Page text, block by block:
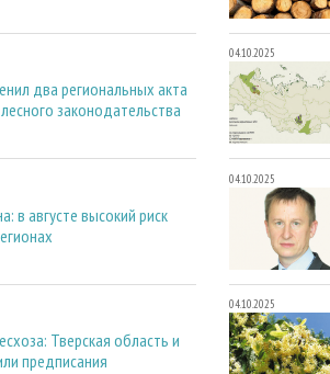
два региональных акта
законодательства
в августе высокий риск
Тверская область и
предписания
04.10.2025
04.10.2025
04.10.2025